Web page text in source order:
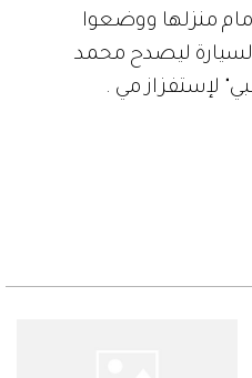
منزلها ووضعوا
ليصدح محمد
لإستفزاز مي .